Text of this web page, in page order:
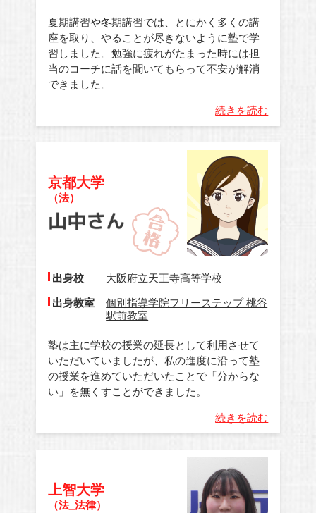
夏期講習や冬期講習では、とにかく多くの講
座を取り、やることが尽きないように塾で学
習しました。勉強に疲れがたまった時には担
当のコーチに話を聞いてもらって不安が解消
できました。
続きを読む
京都大学
（法）
出身校 大阪府立天王寺高等学校
出身教室
個別指導学院フリーステップ 桃谷
駅前教室
塾は主に学校の授業の延長として利用させて
いただいていましたが、私の進度に沿って塾
の授業を進めていただいたことで「分からな
い」を無くすことができました。
続きを読む
上智大学
（法_法律）